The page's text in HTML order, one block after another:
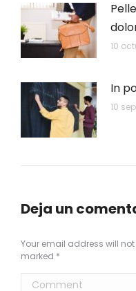
10
In
10
Deja un
Your email address will
marked *
Comment